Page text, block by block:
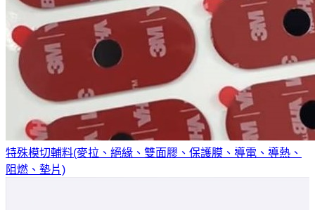
特殊模切輔料(麥拉、絕緣、雙面膠、保護膜、導電、導熱、
阻燃、墊片)